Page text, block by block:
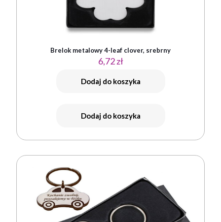
Brelok metalowy 4-leaf clover, srebrny
6,72zł
Dodaj do koszyka
Dodaj do koszyka